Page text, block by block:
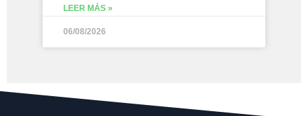
LEER MÁS »
06/08/2026